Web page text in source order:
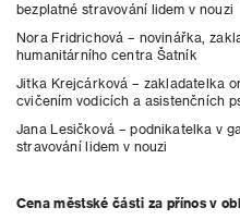
bezplatné stravování lidem v nouzi
Nora Fridrichová – novinářka,
humanitárního centra Šatník
Jitka Krejcárková – zakladatelka
cvičením vodicích a asistenčních
Jana Lesičková – podnikatelka v
stravování lidem v nouzi
Cena městské části za přínos v